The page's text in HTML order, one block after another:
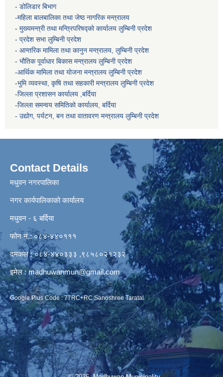
- डोलिडार बिभाग
-महिला बालबालिका तथा जेष्ठ नागरिक मन्त्रालय
- मुख्यमन्त्री तथा मन्त्रिपरिषद्को कार्यालय लुम्बिनी प्रदेश
- प्रदेश सभा लुम्बिनी प्रदेश
- आन्तरिक मामिला तथा कानुन मन्त्रालय, लुम्बिनी प्रदेश
- भौतिक पूर्वाधार बिकास मन्त्रालय लुम्बिनी प्रदेश
-आर्थिक मामिला तथा योजना मन्त्रालय लुम्बिनी प्रदेश
-भुमि व्यवस्था, कृषि तथा सहकारी मन्त्रालय लुम्बिनी प्रदेश
-जिल्ला प्रशासन कार्यालय ,बर्दिया
-जिल्ला समन्वय समितिको कार्यालय, बर्दिया
- उद्योग, पर्यटन, बन तथा वातावरण मन्त्रालय लुम्बिनी प्रदेश
Contact Details
मधुवन नगरपालिका
नगर कार्यपालिकाको कार्यालय
मधुवन - ६ बर्दिया
फोन नं.: ०८४-४४०१११
दमकल : ०८४-४४०३३३ ,९८५८०२१२३२
इमेल :madhuwanmun@gmail.com
Google Plus Code : 77RC+RC Sanoshree Taratal